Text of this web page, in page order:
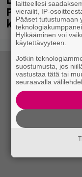
Paavo
kädessä –
laitteellesi
vierailit, IP-
Pääset tutustumaan
Hylkääminen voi
käytettävyyteen.
Jotkin
suostumusta, jos
vastustaa tätä tai
seuraavalla